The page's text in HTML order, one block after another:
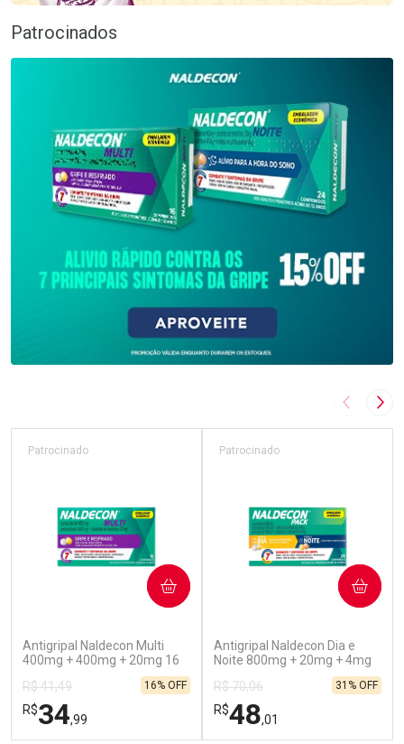
Patrocinados
Imagem
Antigripal Naldecon Multi
400mg + 400mg + 20mg 16
Patrocinado
R$ 41,49
R$34,99
16% OFF
COMPRAR
Antigripal Naldecon Dia e
Noite 800mg + 20mg + 4mg
Patrocinado
R$ 70,06
R$48,01
31% OFF
COMPRAR